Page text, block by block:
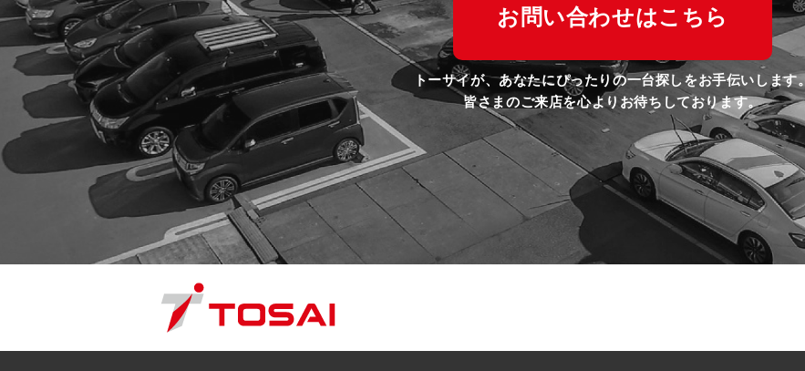
お問い合わせはこちら
トーサイが、あなたにぴったりの一台探しをお手伝いします。
皆さまのご来店を心よりお待ちしております。